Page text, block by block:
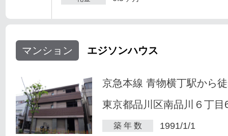
マンション エジソンハウス
京急本線 青物横丁駅から
東京都品川区南品川６丁目
築 年 数 1991/1/1